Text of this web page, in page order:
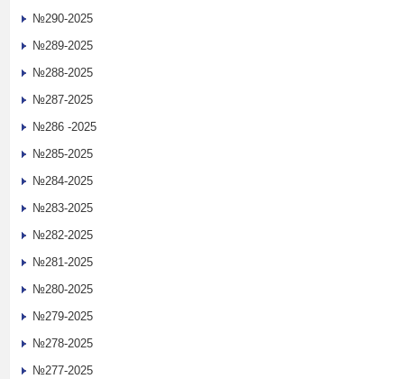
№290-2025
№289-2025
№288-2025
№287-2025
№286 -2025
№285-2025
№284-2025
№283-2025
№282-2025
№281-2025
№280-2025
№279-2025
№278-2025
№277-2025